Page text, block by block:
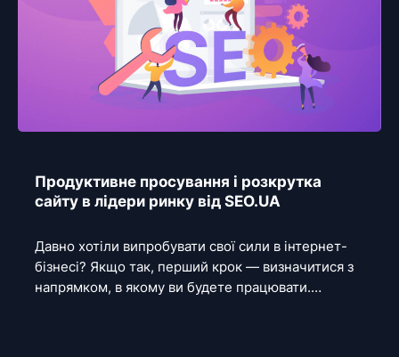
Продуктивне просування і розкрутка
сайту в лідери ринку від SEO.UA
Давно хотіли випробувати свої сили в інтернет-
бізнесі? Якщо так, перший крок — визначитися з
напрямком, в якому ви будете працювати.…